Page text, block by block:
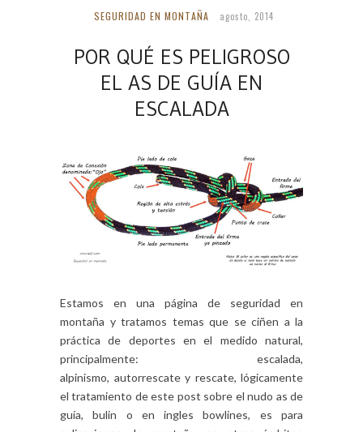
SEGURIDAD EN MONTAÑA
agosto, 2014
POR QUÉ ES PELIGROSO
EL AS DE GUÍA EN
ESCALADA
Estamos en una página de seguridad en
montaña y tratamos temas que se ciñen a la
práctica de deportes en el medido natural,
principalmente: escalada,
alpinismo, autorrescate y rescate, lógicamente
el tratamiento de este post sobre el nudo as de
guía, bulin o en ingles bowlines, es para